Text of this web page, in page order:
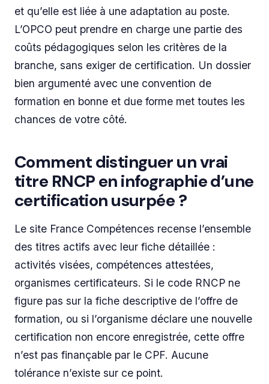
et qu’elle est liée à une adaptation au poste.
L’OPCO peut prendre en charge une partie des
coûts pédagogiques selon les critères de la
branche, sans exiger de certification. Un dossier
bien argumenté avec une convention de
formation en bonne et due forme met toutes les
chances de votre côté.
Comment distinguer un vrai
titre RNCP en infographie d’une
certification usurpée ?
Le site France Compétences recense l’ensemble
des titres actifs avec leur fiche détaillée :
activités visées, compétences attestées,
organismes certificateurs. Si le code RNCP ne
figure pas sur la fiche descriptive de l’offre de
formation, ou si l’organisme déclare une nouvelle
certification non encore enregistrée, cette offre
n’est pas finançable par le CPF. Aucune
tolérance n’existe sur ce point.